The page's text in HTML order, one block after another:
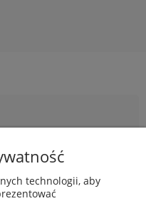
technologii, aby